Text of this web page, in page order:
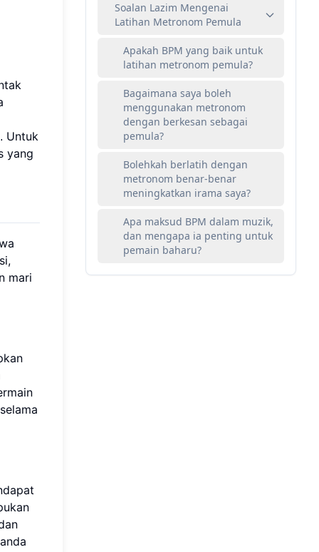
Untuk
yang
mari
Soalan Lazim Mengenai
Latihan Metronom Pemula
Apakah BPM yang baik untuk
latihan metronom pemula?
Bagaimana saya boleh
menggunakan metronom
dengan berkesan sebagai
pemula?
Bolehkah berlatih dengan
metronom benar-benar
meningkatkan irama saya?
Apa maksud BPM dalam muzik,
dan mengapa ia penting untuk
pemain baharu?